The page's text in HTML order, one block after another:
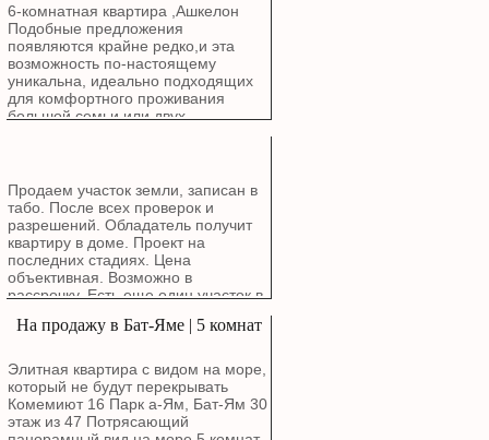
6-комнатная квартира ,Ашкелон
Подобные предложения
появляются крайне редко,и эта
возможность по-настоящему
уникальна, идеально подходящих
для комфортного проживания
большой семьи или двух
и Эко-парка. Все рядом: Школы,
детские сады.Особенности
квартиры: Квартира общей
площадью 6 комнат (планировка: 2
комнаты + 4 комнаты)
спроектирована для максимального
комфорта и уюта. Расположена в
й этаж из 4-х. Светлая сторона:
обеспечивая обилие естественного
света. Лифт. Солнечный балкон —
идеальное место для утреннего
кофе. Родительская спальня с
собственным туалетом и душем.
Продаем участок земли, записан в
табо. После всех проверок и
разрешений. Обладатель получит
квартиру в доме. Проект на
последних стадиях. Цена
объективная. Возможно в
рассрочку. Есть еще один участок в
строительства частного дома.
На продажу в Бат-Яме | 5 комнат
Элитная квартира с видом на море,
который не будут перекрывать
Комемиют 16 Парк а-Ям, Бат-Ям 30
этаж из 47 Потрясающий